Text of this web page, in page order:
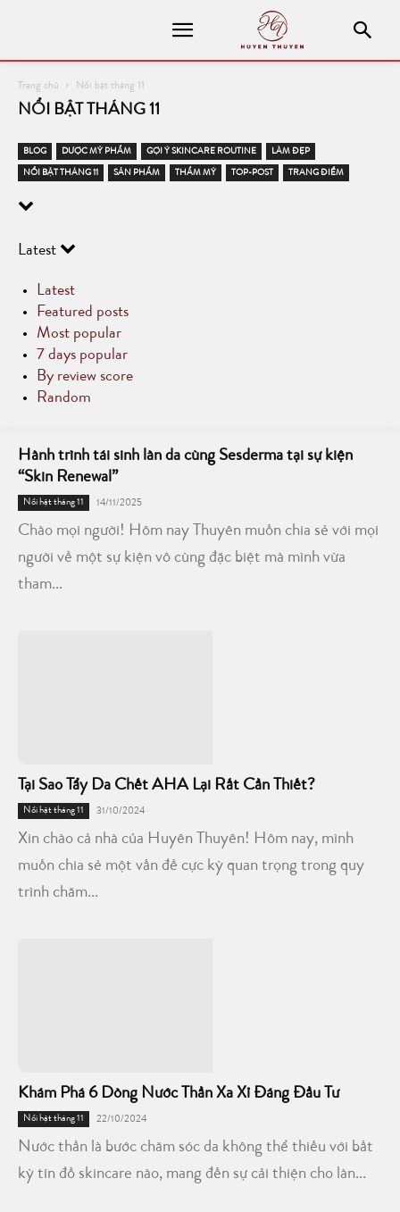
Trang chủ Nổi bật tháng 11
NỔI BẬT THÁNG 11
BLOG DƯỢC MỸ PHẨM GỢI Ý SKINCARE ROUTINE LÀM ĐẸP
NỔI BẬT THÁNG 11 SẢN PHẨM THẨM MỸ TOP-POST TRANG ĐIỂM
Latest
Latest
Featured posts
Most popular
7 days popular
By review score
Random
Hành trình tái sinh làn da cùng Sesderma tại sự kiện
“Skin Renewal”
Nổi bật tháng 11 14/11/2025
Chào mọi người! Hôm nay Thuyên muốn chia sẻ với mọi
người về một sự kiện vô cùng đặc biệt mà mình vừa
tham...
Tại Sao Tẩy Da Chết AHA Lại Rất Cần Thiết?
Nổi bật tháng 11 31/10/2024
Xin chào cả nhà của Huyên Thuyên! Hôm nay, mình
muốn chia sẻ một vấn đề cực kỳ quan trọng trong quy
trình chăm...
Khám Phá 6 Dòng Nước Thần Xa Xỉ Đáng Đầu Tư
Nổi bật tháng 11 22/10/2024
Nước thần là bước chăm sóc da không thể thiếu với bất
kỳ tín đồ skincare nào, mang đến sự cải thiện cho làn...